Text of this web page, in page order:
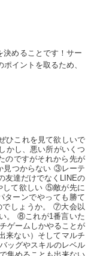
決めることです！サー
イントを取るため、
ひこれを見て欲しいで
かし、悪い所がいくつ
のですがそれから先が
見つからない ③レーテ
友達だけでなくLINEの
して欲しい ⑤敵が先に
ターンでやっても勝て
でしょうか。 ⑦大会以
。 ⑧これが1番言いた
ゲームしかやることが
来ない）そしてマルチ
ッグやスキルのレベル